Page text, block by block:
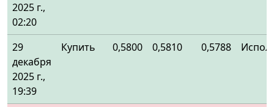
2025 г.,
02:20
29
декабря
2025 г.,
19:39
Купить 0,5800 0,5810 0,5788